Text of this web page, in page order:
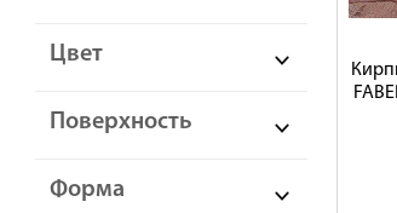
Цвет
Поверхность
Форма